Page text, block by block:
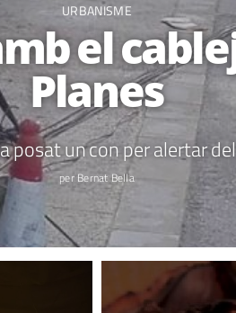
URBANISME
el
Planes
posat un con per alertar
per Bernat Bella